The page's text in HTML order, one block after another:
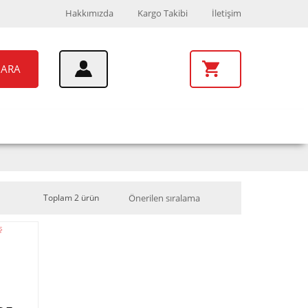
Hakkımızda Kargo Takibi İletişim
ARA
Toplam 2 ürün